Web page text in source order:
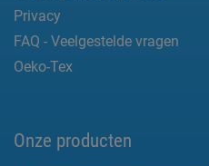
Privacy
FAQ - Veelgestelde vragen
Oeko-Tex
Onze producten